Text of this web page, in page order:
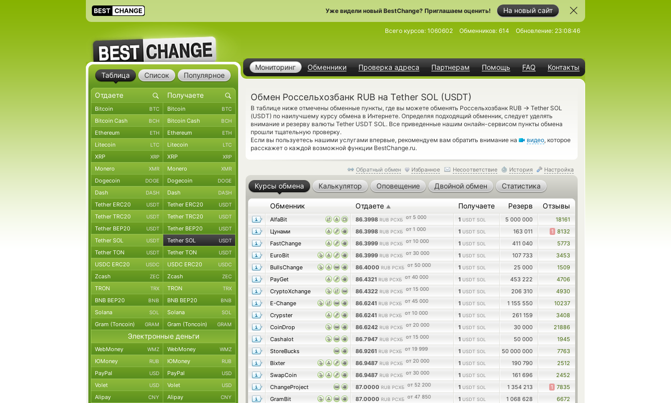
На новый сайт
Уже видели новый BestChange? Приглашаем оценить!
Мониторинг Обменники Проверка адреса Партнерам Помощь FAQ Контакты
Всего курсов: 1060602 Обменников: 614 Обновление: 23:08:46
Обмен Россельхозбанк RUB на Tether SOL (USDT)
В таблице ниже отмечены обменные пункты, где вы можете обменять Россельхозбанк RUB → Tether SOL
(USDT) по наилучшему курсу обмена в Интернете. Определяя подходящий обменник, следует уделять
внимание и резерву валюты Tether USDT SOL. Все приведенные нашим онлайн-сервисом пункты обмена
прошли тщательную проверку.
Если вы пользуетесь нашими услугами впервые, рекомендуем вам обратить внимание на
видео, которое
расскажет о каждой возможной функции BestChange.ru.
Обратный обмен Избранное Несоответствие История Настройка
Курсы обмена Калькулятор Оповещение Двойной обмен Статистика
Обменник Отдаете ▲ Получаете Резерв Отзывы
AlfaBit 86.3998 RUB РСХБ от 5 000 1 USDT SOL 5 000 000
18161
Цунами
86.3998 RUB РСХБ от 1 000 1 USDT SOL 163 011 1 8132
FastChange
86.3999 RUB РСХБ от 10 000 1 USDT SOL 411 040
5773
EuroBit
86.3999 RUB РСХБ от 30 000 1 USDT SOL 107 733
3453
BullsChange
86.4000 RUB РСХБ от 50 000 1 USDT SOL 25 000
1509
PayGet
86.4321 RUB РСХБ от 40 000 1 USDT SOL 453 222
4706
CryptoXchange
86.4322 RUB РСХБ от 15 000 1 USDT SOL 206 310
4930
E-Change
86.6241 RUB РСХБ от 45 000 1 USDT SOL 1 155 550
10237
Crypster
86.6241 RUB РСХБ от 10 000 1 USDT SOL 261 159
3408
CoinDrop
86.6242 RUB РСХБ от 20 000 1 USDT SOL 30 000
21886
Cashalot
86.7947 RUB РСХБ от 15 000 1 USDT SOL 50 000
1945
StoreBucks
86.9261 RUB РСХБ от 19 999 1 USDT SOL 50 000 000
7763
Bixter
86.9487 RUB РСХБ от 20 000 1 USDT SOL 190 790
2512
SwapCoin
86.9487 RUB РСХБ от 30 000 1 USDT SOL 161 696
2452
ChangeProject
87.0000 RUB РСХБ от 52 200 1 USDT SOL 1 354 213 1 7835
GramBit
87.0000 RUB РСХБ от 47 850 1 USDT SOL 1 068 628
6672
Таблица Список Популярное
Bitcoin BTC Bitcoin BTC
Bitcoin Cash BCH Bitcoin Cash BCH
Ethereum ETH Ethereum ETH
Litecoin LTC Litecoin LTC
XRP XRP XRP XRP
Monero XMR Monero XMR
Dogecoin DOGE Dogecoin DOGE
Dash DASH Dash DASH
Tether ERC20 USDT Tether ERC20 USDT
Tether TRC20 USDT Tether TRC20 USDT
Tether BEP20 USDT Tether BEP20 USDT
Tether SOL USDT Tether SOL USDT
Tether TON USDT Tether TON USDT
USDC ERC20 USDC USDC ERC20 USDC
Zcash ZEC Zcash ZEC
TRON TRX TRON TRX
BNB BEP20 BNB BNB BEP20 BNB
Solana SOL Solana SOL
Gram (Toncoin) GRAM Gram (Toncoin) GRAM
Электронные деньги
WebMoney WMZ WebMoney WMZ
ЮMoney RUB ЮMoney RUB
PayPal USD PayPal USD
Volet USD Volet USD
Alipay CNY Alipay CNY